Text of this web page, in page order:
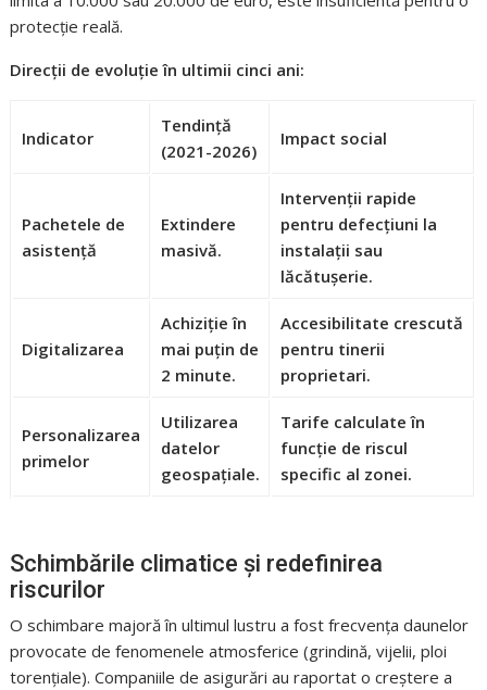
protecție reală.
Direcții de evoluție în ultimii cinci ani:
Indicator
Tendință
(2021-2026)
Impact social
Pachetele de
asistență
Extindere
masivă.
Intervenții rapide
pentru defecțiuni la
instalații sau
lăcătușerie.
Digitalizarea
Achiziție în
mai puțin de
2 minute.
Accesibilitate crescută
pentru tinerii
proprietari.
Personalizarea
primelor
Utilizarea
datelor
geospațiale.
Tarife calculate în
funcție de riscul
specific al zonei.
Schimbările climatice și redefinirea
riscurilor
O schimbare majoră în ultimul lustru a fost frecvența daunelor
provocate de fenomenele atmosferice (grindină, vijelii, ploi
torențiale). Companiile de asigurări au raportat o creștere a